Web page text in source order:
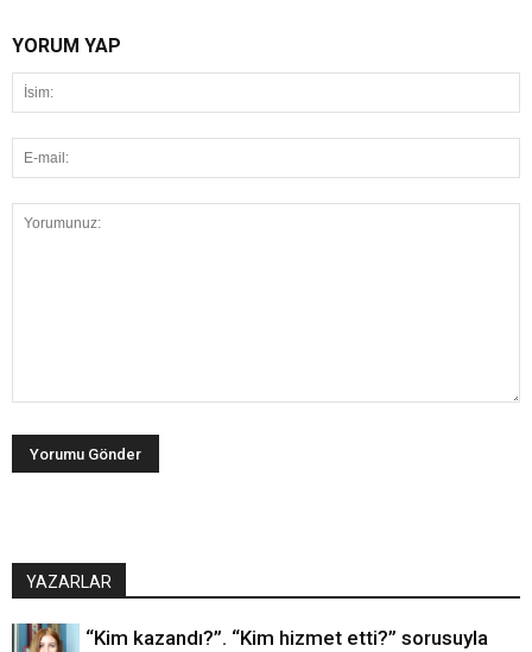
YORUM YAP
YAZARLAR
“Kim kazandı?”. “Kim hizmet etti?” sorusuyla